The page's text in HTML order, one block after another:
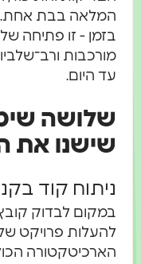
המלאה בבת אחת.
בזמן - זו פתיחה
מורכבות
עד היום.
שלושה
שישנו את
ניתוח קוד
במקום לבדוק
להעלות פרויקט
הארכיטקטורה